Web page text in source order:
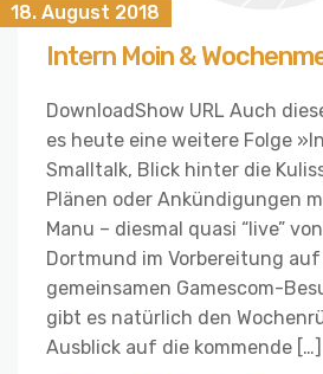
18. August 2018
Intern Moin &
DownloadShow URL Auch
es heute eine weitere Folge
Smalltalk, Blick hinter die
Plänen oder Ankündigungen
Manu – diesmal quasi “live”
Dortmund im Vorbereitung
gemeinsamen Gamescom-
gibt es natürlich den
Ausblick auf die kommende […]